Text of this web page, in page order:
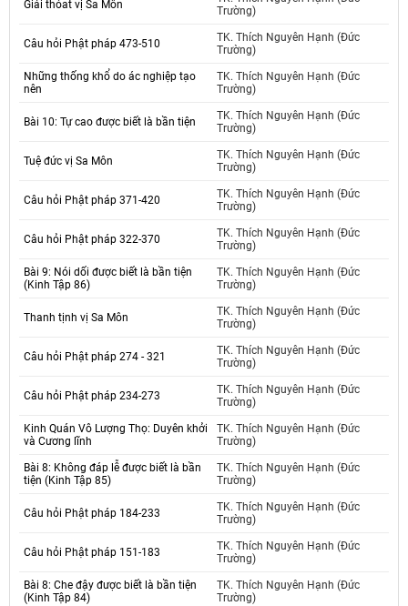
Giải thóat vị Sa Môn
Trường)
Câu hỏi Phật pháp 473-510
TK. Thích Nguyên Hạnh (Đức
Trường)
Những thống khổ do ác nghiệp tạo
nên
TK. Thích Nguyên Hạnh (Đức
Trường)
Bài 10: Tự cao được biết là bần tiện
TK. Thích Nguyên Hạnh (Đức
Trường)
Tuệ đức vị Sa Môn
TK. Thích Nguyên Hạnh (Đức
Trường)
Câu hỏi Phật pháp 371-420
TK. Thích Nguyên Hạnh (Đức
Trường)
Câu hỏi Phật pháp 322-370
TK. Thích Nguyên Hạnh (Đức
Trường)
Bài 9: Nói dối được biết là bần tiện
(Kinh Tập 86)
TK. Thích Nguyên Hạnh (Đức
Trường)
Thanh tịnh vị Sa Môn
TK. Thích Nguyên Hạnh (Đức
Trường)
Câu hỏi Phật pháp 274 - 321
TK. Thích Nguyên Hạnh (Đức
Trường)
Câu hỏi Phật pháp 234-273
TK. Thích Nguyên Hạnh (Đức
Trường)
Kinh Quán Vô Lượng Thọ: Duyên khởi
và Cương lĩnh
TK. Thích Nguyên Hạnh (Đức
Trường)
Bài 8: Không đáp lễ được biết là bần
tiện (Kinh Tập 85)
TK. Thích Nguyên Hạnh (Đức
Trường)
Câu hỏi Phật pháp 184-233
TK. Thích Nguyên Hạnh (Đức
Trường)
Câu hỏi Phật pháp 151-183
TK. Thích Nguyên Hạnh (Đức
Trường)
Bài 8: Che đậy được biết là bần tiện
(Kinh Tập 84)
TK. Thích Nguyên Hạnh (Đức
Trường)